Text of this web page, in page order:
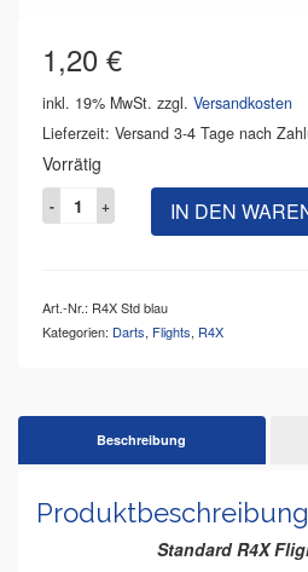
1,20 €
inkl. 19% MwSt. zzgl. Versandkosten
Lieferzeit: Versand 3-4 Tage nach
Vorrätig
IN DEN
Art.-Nr.: R4X Std blau
Kategorien: Darts, Flights, R4X
Beschreibung
Produktbeschreibung
Standard R4X